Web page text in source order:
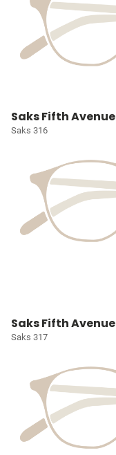
Saks Fifth Avenue
Saks 316
Saks Fifth Avenue
Saks 317